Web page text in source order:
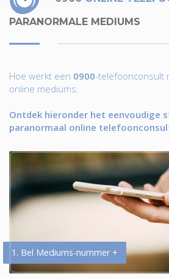
PARANORMALE MEDIUMS
Hoe werkt een 0900-telefoonconsult
online mediums.
Ontdek hieronder het eenvoudige
paranormaal online
1. Bel Mediums-nummer +